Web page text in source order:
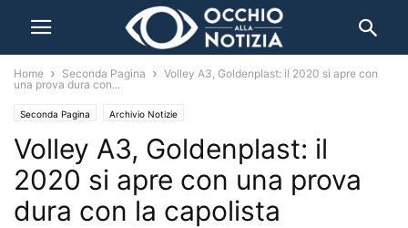
Home Seconda Pagina
Volley A3, Goldenplast: il 2020 si apre con
una prova dura con...
Seconda Pagina Archivio Notizie
Volley A3, Goldenplast: il
2020 si apre con una prova
dura con la capolista